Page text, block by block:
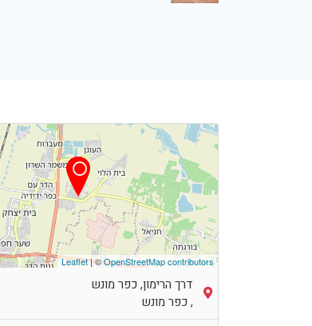
Leaflet| ©OpenStreetMap contributors
דרך הרימון, כפר מונש
, כפר מונש